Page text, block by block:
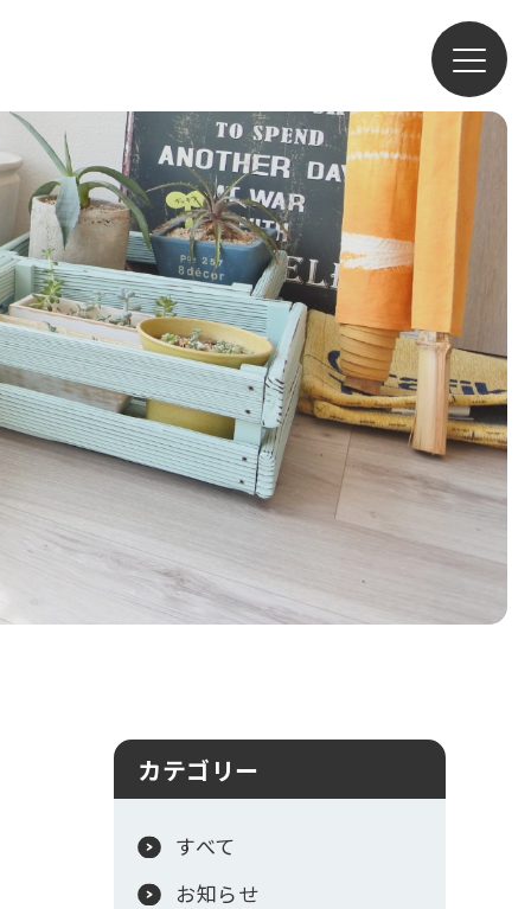
カテゴリー
すべて
お知らせ